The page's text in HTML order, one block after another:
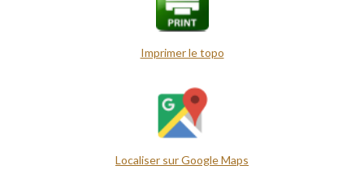
Imprimer le topo
Localiser sur Google Maps